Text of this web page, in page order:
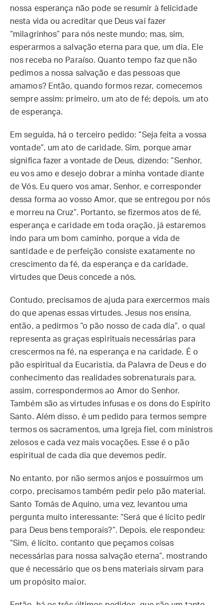
nossa esperança não pode se resumir à felicidade
nesta vida ou acreditar que Deus vai fazer
“milagrinhos” para nós neste mundo; mas, sim,
esperarmos a salvação eterna para que, um dia, Ele
nos receba no Paraíso. Quanto tempo faz que não
pedimos a nossa salvação e das pessoas que
amamos? Então, quando formos rezar, comecemos
sempre assim: primeiro, um ato de fé; depois, um ato
de esperança.
Em seguida, há o terceiro pedido: “Seja feita a vossa
vontade”, um ato de caridade. Sim, porque amar
significa fazer a vontade de Deus, dizendo: “Senhor,
eu vos amo e desejo dobrar a minha vontade diante
de Vós. Eu quero vos amar, Senhor, e corresponder
dessa forma ao vosso Amor, que se entregou por nós
e morreu na Cruz”. Portanto, se fizermos atos de fé,
esperança e caridade em toda oração, já estaremos
indo para um bom caminho, porque a vida de
santidade e de perfeição consiste exatamente no
crescimento da fé, da esperança e da caridade,
virtudes que Deus concede a nós.
Contudo, precisamos de ajuda para exercermos mais
do que apenas essas virtudes. Jesus nos ensina,
então, a pedirmos “o pão nosso de cada dia”, o qual
representa as graças espirituais necessárias para
crescermos na fé, na esperança e na caridade. É o
pão espiritual da Eucaristia, da Palavra de Deus e do
conhecimento das realidades sobrenaturais para,
assim, correspondermos ao Amor do Senhor.
Também são as virtudes infusas e os dons do Espírito
Santo. Além disso, é um pedido para termos sempre
termos os sacramentos, uma Igreja fiel, com ministros
zelosos e cada vez mais vocações. Esse é o pão
espiritual de cada dia que devemos pedir.
No entanto, por não sermos anjos e possuírmos um
corpo, precisamos também pedir pelo pão material.
Santo Tomás de Aquino, uma vez, levantou uma
pergunta muito interessante: “Será que é lícito pedir
para Deus bens temporais?”. Depois, ele respondeu:
“Sim, é lícito, contanto que peçamos coisas
necessárias para nossa salvação eterna”, mostrando
que é necessário que os bens materiais sirvam para
um propósito maior.